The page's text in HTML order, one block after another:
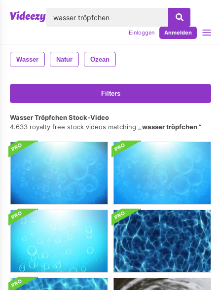
Einloggen Anmelden
Wasser Natur Ozean
Filters
Wasser Tröpfchen Stock-Video
4.633 royalty free stock videos matching
wasser tröpfchen